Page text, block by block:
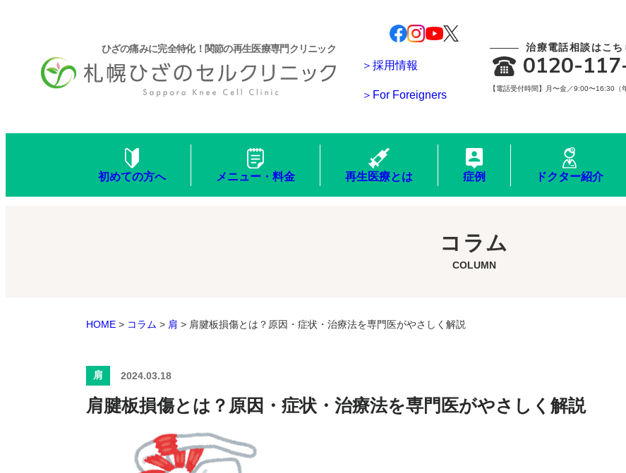
ひざの痛みに完全特化！関節の再生医療専門クリニック
＞採用情報
＞For Foreigners
治療電話相談はこち
0120-
【電話受付時間】月〜金／9:00〜16:30（
初めての方へ メニュー・料金 再生医療とは 症例 ドクター紹介
コラム
COLUMN
HOME > コラム > 肩 > 肩腱板損傷とは？原因・症状・治療法を専門医がやさしく解説
肩 2024.03.18
肩腱板損傷とは？原因・症状・治療法を専門医がやさしく解説